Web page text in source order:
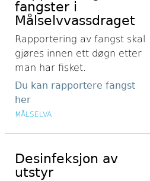
fangster i
Målselvvassdraget
Rapportering av fangst skal
gjøres innen ett døgn etter
man har fisket.
Du kan rapportere fangst
her
MÅLSELVA
Desinfeksjon av
utstyr